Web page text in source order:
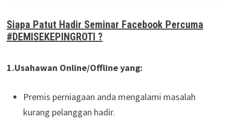
Siapa Patut Hadir Seminar Facebook Percuma
#DEMISEKEPINGROTI ?
1.Usahawan Online/Offline yang:
Premis perniagaan anda mengalami masalah
kurang pelanggan hadir.